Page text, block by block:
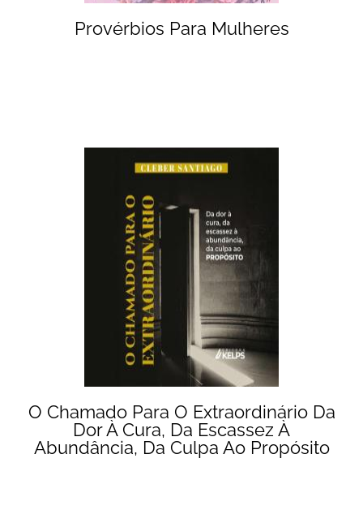
Provérbios Para Mulheres
O Chamado Para O Extraordinário Da
Dor À Cura, Da Escassez À
Abundância, Da Culpa Ao Propósito